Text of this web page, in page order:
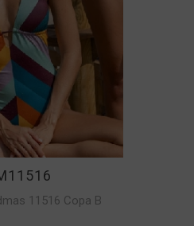
11516 Copa B